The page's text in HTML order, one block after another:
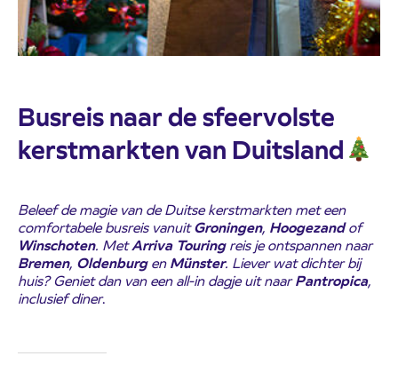
Busreis naar de sfeervolste
kerstmarkten van Duitsland
Beleef de magie van de Duitse kerstmarkten met een
comfortabele busreis vanuitGroningen, Hoogezandof
Winschoten. MetArriva Touringreis je ontspannen naar
Bremen, OldenburgenMünster. Liever wat dichter bij
huis? Geniet dan van een all-in dagje uit naarPantropica,
inclusief diner.